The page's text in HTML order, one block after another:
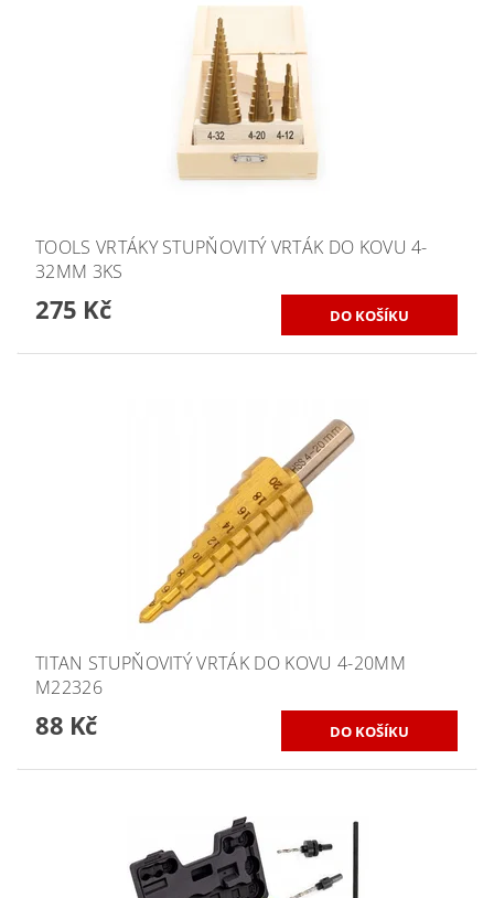
TOOLS VRTÁKY STUPŇOVITÝ VRTÁK DO KOVU 4-
32MM 3KS
275 Kč
TITAN STUPŇOVITÝ VRTÁK DO KOVU 4-20MM
M22326
88 Kč